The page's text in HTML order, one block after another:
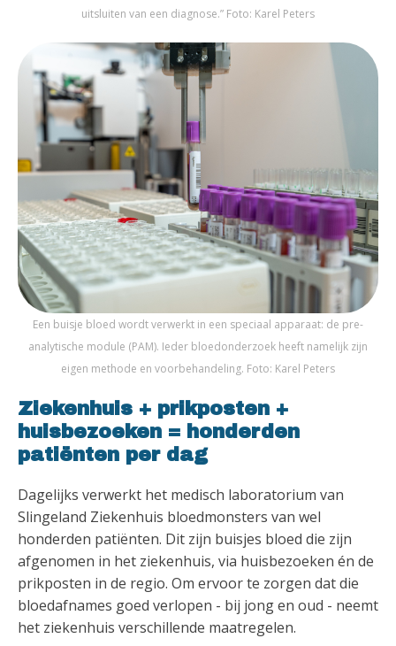
uitsluiten van een diagnose.” Foto: Karel Peters
Een buisje bloed wordt verwerkt in een speciaal apparaat: de pre-
analytische module (PAM). Ieder bloedonderzoek heeft namelijk zijn
eigen methode en voorbehandeling. Foto: Karel Peters
Ziekenhuis + prikposten +
huisbezoeken = honderden
patiënten per dag
Dagelijks verwerkt het medisch laboratorium van
Slingeland Ziekenhuis bloedmonsters van wel
honderden patiënten. Dit zijn buisjes bloed die zijn
afgenomen in het ziekenhuis, via huisbezoeken én de
prikposten in de regio. Om ervoor te zorgen dat die
bloedafnames goed verlopen - bij jong en oud - neemt
het ziekenhuis verschillende maatregelen.